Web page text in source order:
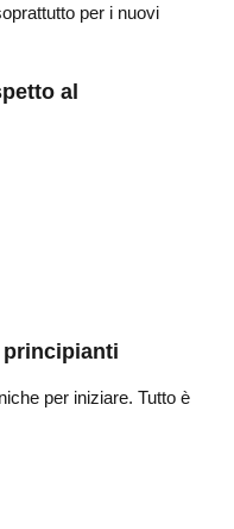
per i nuovi
al
principianti
per iniziare. Tutto è